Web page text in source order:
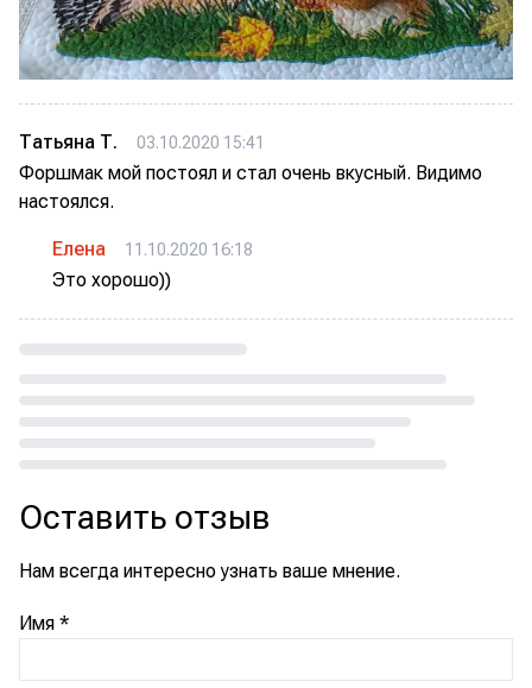
Татьяна Т. 03.10.2020 15:41
Форшмак мой постоял и стал очень вкусный. Видимо
настоялся.
Елена 11.10.2020 16:18
Это хорошо))
Оставить отзыв
Нам всегда интересно узнать ваше мнение.
Имя *